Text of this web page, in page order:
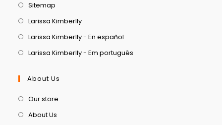
Sitemap
Larissa Kimberlly
Larissa Kimberlly - En español
Larissa Kimberlly - Em português
About Us
Our store
About Us